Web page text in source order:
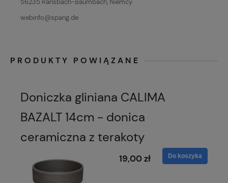
56235 Ransbach-Baumbach, Niemcy
webinfo@spang.de
PRODUKTY POWIĄZANE
Doniczka gliniana CALIMA
BAZALT 14cm - donica
ceramiczna z terakoty
19,00 zł Do koszyka